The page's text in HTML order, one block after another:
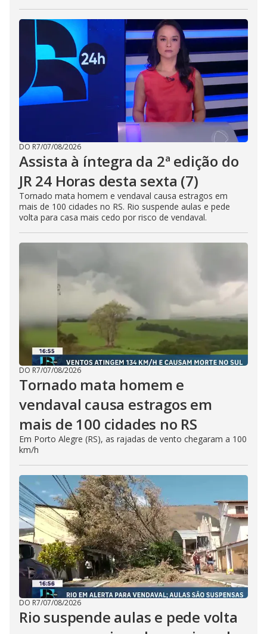
DO R7/07/08/2026
Assista à íntegra da 2ª edição do
JR 24 Horas desta sexta (7)
Tornado mata homem e vendaval causa estragos em
mais de 100 cidades no RS. Rio suspende aulas e pede
volta para casa mais cedo por risco de vendaval.
DO R7/07/08/2026
Tornado mata homem e
vendaval causa estragos em
mais de 100 cidades no RS
Em Porto Alegre (RS), as rajadas de vento chegaram a 100
km/h
DO R7/07/08/2026
Rio suspende aulas e pede volta